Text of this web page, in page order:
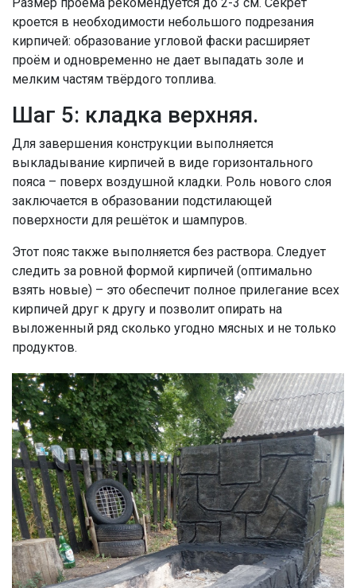
Размер проёма рекомендуется до 2-3 см. Секрет
кроется в необходимости небольшого подрезания
кирпичей: образование угловой фаски расширяет
проём и одновременно не дает выпадать золе и
мелким частям твёрдого топлива.
Шаг 5: кладка верхняя.
Для завершения конструкции выполняется
выкладывание кирпичей в виде горизонтального
пояса – поверх воздушной кладки. Роль нового слоя
заключается в образовании подстилающей
поверхности для решёток и шампуров.
Этот пояс также выполняется без раствора. Следует
следить за ровной формой кирпичей (оптимально
взять новые) – это обеспечит полное прилегание всех
кирпичей друг к другу и позволит опирать на
выложенный ряд сколько угодно мясных и не только
продуктов.